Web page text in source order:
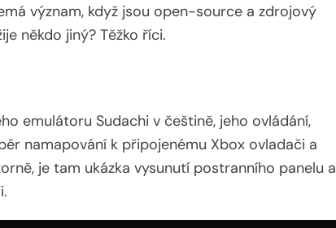
význam, když jsou open-source a zdrojový
někdo jiný? Těžko říci.
emulátoru Sudachi v češtině, jeho ovládání,
namapování k připojenému Xbox ovladači a
je tam ukázka vysunutí postranního panelu a